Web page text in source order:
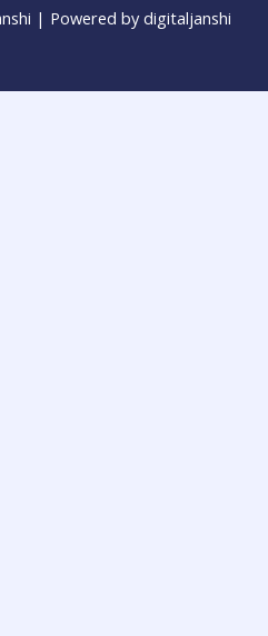
| Powered by digitaljanshi